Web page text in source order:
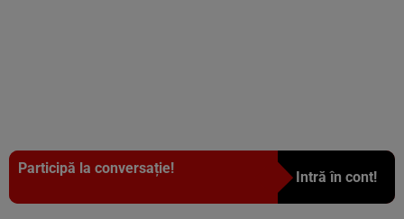
Participă la conversație!
Intră în cont!